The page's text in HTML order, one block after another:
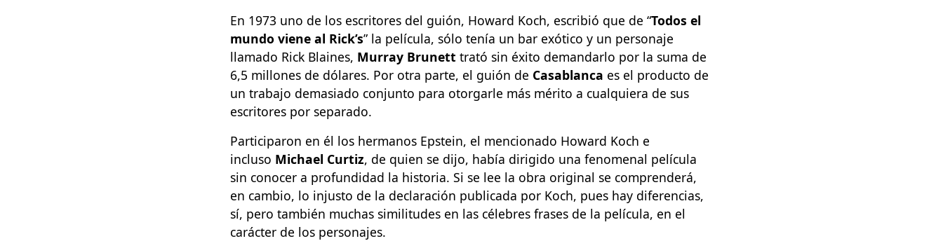
En 1973 uno de los escritores del guión, Howard Koch, escribió que de “Todos el
mundo viene al Rick’s” la película, sólo tenía un bar exótico y un personaje
llamado Rick Blaines, Murray Brunett trató sin éxito demandarlo por la suma de
6,5 millones de dólares. Por otra parte, el guión de Casablanca es el producto de
un trabajo demasiado conjunto para otorgarle más mérito a cualquiera de sus
escritores por separado.
Participaron en él los hermanos Epstein, el mencionado Howard Koch e
incluso Michael Curtiz, de quien se dijo, había dirigido una fenomenal película
sin conocer a profundidad la historia. Si se lee la obra original se comprenderá,
en cambio, lo injusto de la declaración publicada por Koch, pues hay diferencias,
sí, pero también muchas similitudes en las célebres frases de la película, en el
carácter de los personajes.